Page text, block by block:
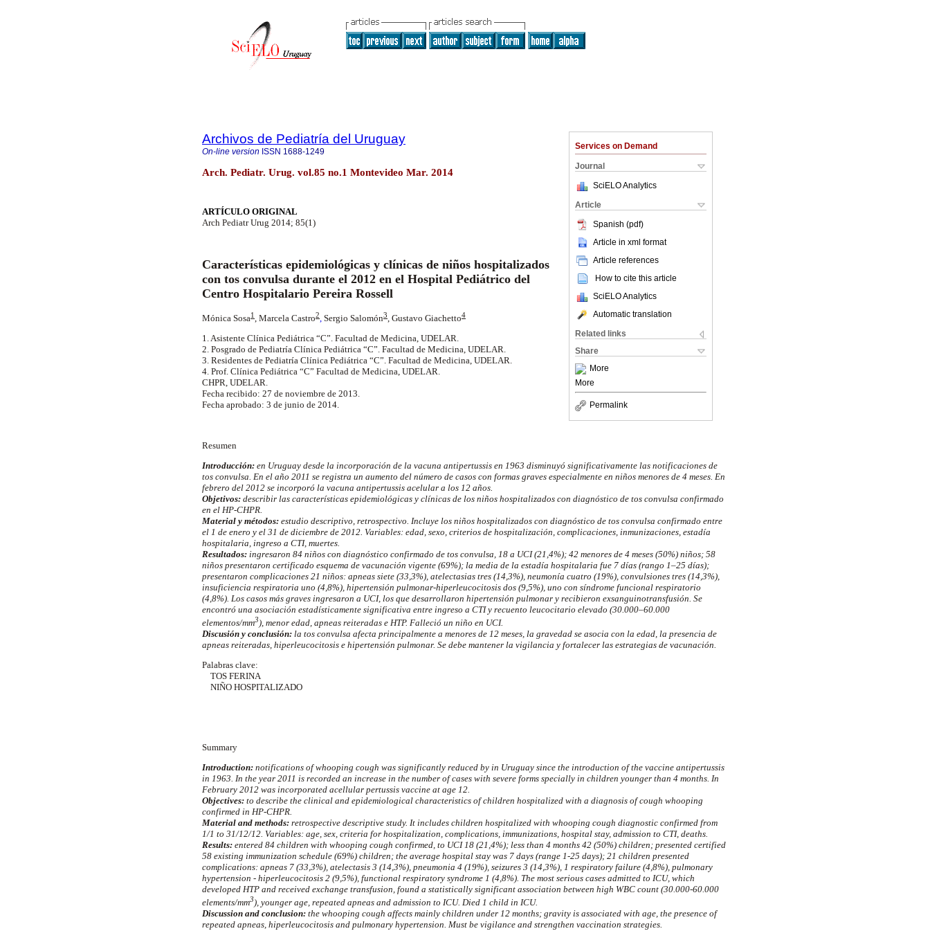
Services on Demand
Journal
SciELO Analytics
Article
Spanish (pdf)
Article in xml format
Article references
How to cite this article
SciELO Analytics
Automatic translation
Related links
Share
More
More
Permalink
Archivos de Pediatría del Uruguay
On-line version ISSN 1688-1249
Arch. Pediatr. Urug. vol.85 no.1 Montevideo Mar. 2014
ARTÍCULO ORIGINAL
Arch Pediatr Urug 2014; 85(1)
Características epidemiológicas y clínicas de niños hospitalizados
con tos convulsa durante el 2012 en el Hospital Pediátrico del
Centro Hospitalario Pereira Rossell
Mónica Sosa1 , Marcela Castro2 Sergio Salomón3 , Gustavo Giachetto4
1. Asistente Clínica Pediátrica “C”. Facultad de Medicina, UDELAR.
2. Posgrado de Pediatría Clínica Pediátrica “C”. Facultad de Medicina, UDELAR.
3. Residentes de Pediatría Clínica Pediátrica “C”. Facultad de Medicina, UDELAR.
4. Prof. Clínica Pediátrica “C” Facultad de Medicina, UDELAR.
CHPR, UDELAR.
Fecha recibido: 27 de noviembre de 2013.
Fecha aprobado: 3 de junio de 2014.
Resumen
Introducción: en Uruguay desde la incorporación de la vacuna antipertussis en 1963 disminuyó significativamente las notificaciones de
tos convulsa. En el año 2011 se registra un aumento del número de casos con formas graves especialmente en niños menores de 4 meses. En
febrero del 2012 se incorporó la vacuna antipertussis acelular a los 12 años.
Objetivos: describir las características epidemiológicas y clínicas de los niños hospitalizados con diagnóstico de tos convulsa confirmado
en el HP-CHPR.
Material y métodos: estudio descriptivo, retrospectivo. Incluye los niños hospitalizados con diagnóstico de tos convulsa confirmado entre
el 1 de enero y el 31 de diciembre de 2012. Variables: edad, sexo, criterios de hospitalización, complicaciones, inmunizaciones, estadía
hospitalaria, ingreso a CTI, muertes.
Resultados: ingresaron 84 niños con diagnóstico confirmado de tos convulsa, 18 a UCI (21,4%); 42 menores de 4 meses (50%) niños; 58
niños presentaron certificado esquema de vacunación vigente (69%); la media de la estadía hospitalaria fue 7 días (rango 1–25 días);
presentaron complicaciones 21 niños: apneas siete (33,3%), atelectasias tres (14,3%), neumonía cuatro (19%), convulsiones tres (14,3%),
insuficiencia respiratoria uno (4,8%), hipertensión pulmonar-hiperleucocitosis dos (9,5%), uno con síndrome funcional respiratorio
(4,8%). Los casos más graves ingresaron a UCI, los que desarrollaron hipertensión pulmonar y recibieron exsanguinotransfusión. Se
encontró una asociación estadísticamente significativa entre ingreso a CTI y recuento leucocitario elevado (30.000–60.000
elementos/mm3), menor edad, apneas reiteradas e HTP. Falleció un niño en UCI.
Discusión y conclusión: la tos convulsa afecta principalmente a menores de 12 meses, la gravedad se asocia con la edad, la presencia de
apneas reiteradas, hiperleucocitosis e hipertensión pulmonar. Se debe mantener la vigilancia y fortalecer las estrategias de vacunación.
Palabras clave:
TOS FERINA
NIÑO HOSPITALIZADO
Summary
Introduction: notifications of whooping cough was significantly reduced by in Uruguay since the introduction of the vaccine antipertussis
in 1963. In the year 2011 is recorded an increase in the number of cases with severe forms specially in children younger than 4 months. In
February 2012 was incorporated acellular pertussis vaccine at age 12.
Objectives: to describe the clinical and epidemiological characteristics of children hospitalized with a diagnosis of cough whooping
confirmed in HP-CHPR.
Material and methods: retrospective descriptive study. It includes children hospitalized with whooping cough diagnostic confirmed from
1/1 to 31/12/12. Variables: age, sex, criteria for hospitalization, complications, immunizations, hospital stay, admission to CTI, deaths.
Results: entered 84 children with whooping cough confirmed, to UCI 18 (21,4%); less than 4 months 42 (50%) children; presented certified
58 existing immunization schedule (69%) children; the average hospital stay was 7 days (range 1-25 days); 21 children presented
complications: apneas 7 (33,3%), atelectasis 3 (14,3%), pneumonia 4 (19%), seizures 3 (14,3%), 1 respiratory failure (4,8%), pulmonary
hypertension - hiperleucocitosis 2 (9,5%), functional respiratory syndrome 1 (4,8%). The most serious cases admitted to ICU, which
developed HTP and received exchange transfusion, found a statistically significant association between high WBC count (30.000-60.000
elements/mm3), younger age, repeated apneas and admission to ICU. Died 1 child in ICU.
Discussion and conclusion: the whooping cough affects mainly children under 12 months; gravity is associated with age, the presence of
repeated apneas, hiperleucocitosis and pulmonary hypertension. Must be vigilance and strengthen vaccination strategies.